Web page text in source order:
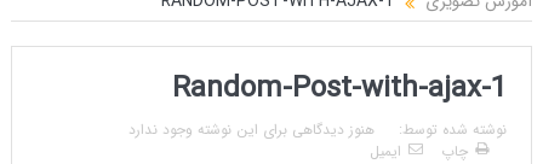
Random-Post-with-ajax-1
نوشته شده توسط:
هنوز دیدگاهی برای این نوشته وجود ندارد
چاپ
ایمیل